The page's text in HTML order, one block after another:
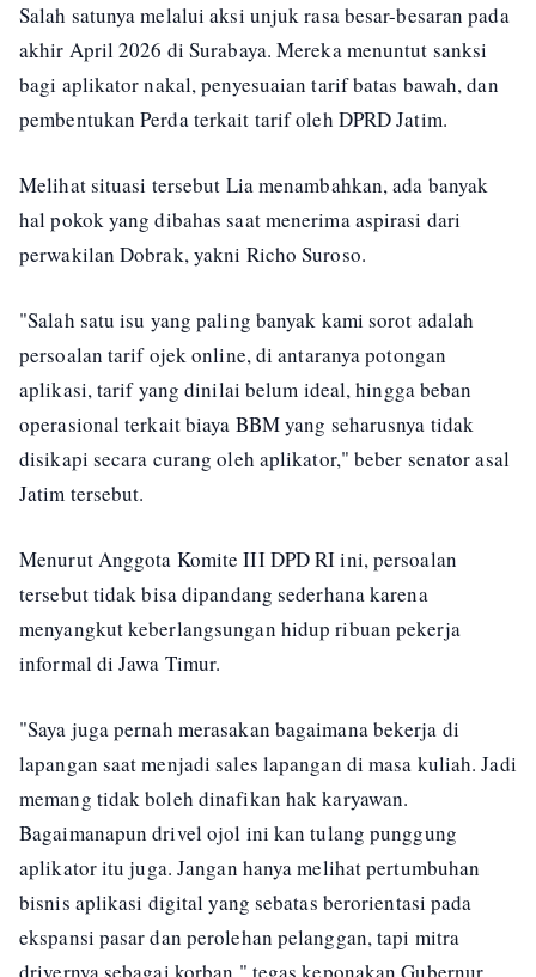
Salah satunya melalui aksi unjuk rasa besar-besaran pada
akhir April 2026 di Surabaya. Mereka menuntut sanksi
bagi aplikator nakal, penyesuaian tarif batas bawah, dan
pembentukan Perda terkait tarif oleh DPRD Jatim.
Melihat situasi tersebut Lia menambahkan, ada banyak
hal pokok yang dibahas saat menerima aspirasi dari
perwakilan Dobrak, yakni Richo Suroso.
"Salah satu isu yang paling banyak kami sorot adalah
persoalan tarif ojek online, di antaranya potongan
aplikasi, tarif yang dinilai belum ideal, hingga beban
operasional terkait biaya BBM yang seharusnya tidak
disikapi secara curang oleh aplikator," beber senator asal
Jatim tersebut.
Menurut Anggota Komite III DPD RI ini, persoalan
tersebut tidak bisa dipandang sederhana karena
menyangkut keberlangsungan hidup ribuan pekerja
informal di Jawa Timur.
"Saya juga pernah merasakan bagaimana bekerja di
lapangan saat menjadi sales lapangan di masa kuliah. Jadi
memang tidak boleh dinafikan hak karyawan.
Bagaimanapun drivel ojol ini kan tulang punggung
aplikator itu juga. Jangan hanya melihat pertumbuhan
bisnis aplikasi digital yang sebatas berorientasi pada
ekspansi pasar dan perolehan pelanggan, tapi mitra